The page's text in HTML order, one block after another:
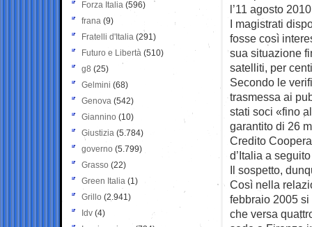
l’11 agosto
I magistrati
fosse così
sua situazione
satelliti, per
Secondo le
trasmessa ai
stati soci «fino
garantito di 26
Credito
d’Italia a
Il sospetto,
Così nella
febbraio 2005 si
che versa
Forza Italia (596)
frana (9)
Fratelli d'Italia (291)
Futuro e Libertà (510)
g8 (25)
Gelmini (68)
Genova (542)
Giannino (10)
Giustizia (5.784)
governo (5.799)
Grasso (22)
Green Italia (1)
Grillo (2.941)
Idv (4)